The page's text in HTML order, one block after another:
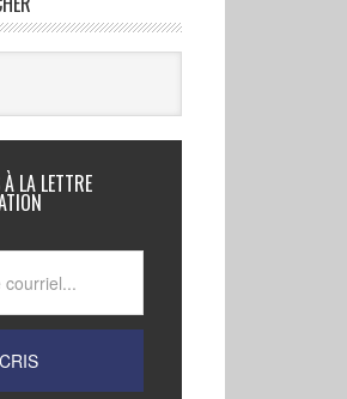
LA LETTRE